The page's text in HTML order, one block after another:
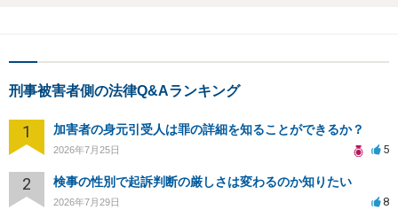
刑事被害者側の法律Q&Aランキング
1 加害者の身元引受人は罪の詳細を知ることができるか？
2026年7月25日 5
2 検事の性別で起訴判断の厳しさは変わるのか知りたい
2026年7月29日 8